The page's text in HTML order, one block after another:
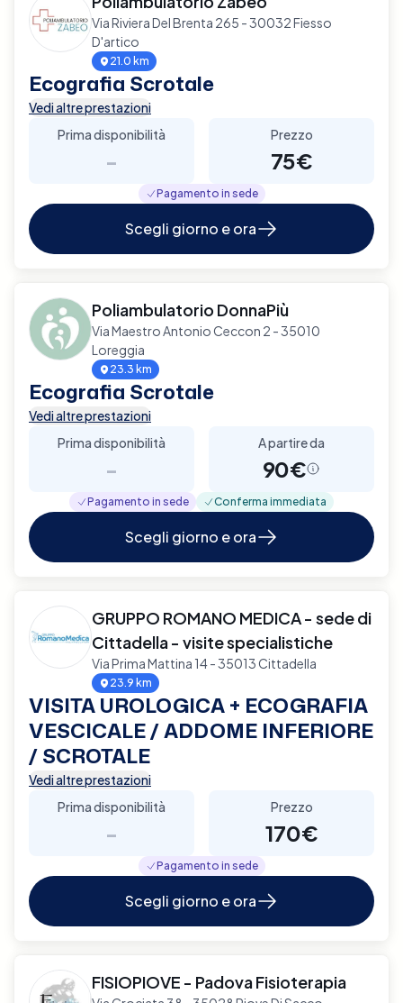
Via Riviera Del Brenta 265 - 30032 Fiesso
D'artico
21.0 km
Ecografia Scrotale
Vedi altre prestazioni
Prima disponibilità
-
Prezzo
75€
Pagamento in sede
Scegli giorno e ora
Poliambulatorio DonnaPiù
Via Maestro Antonio Ceccon 2 - 35010
Loreggia
23.3 km
Ecografia Scrotale
Vedi altre prestazioni
Prima disponibilità
-
A partire da
90€
Pagamento in sede Conferma immediata
Scegli giorno e ora
GRUPPO ROMANO MEDICA - sede di
Cittadella - visite specialistiche
Via Prima Mattina 14 - 35013 Cittadella
23.9 km
VISITA UROLOGICA + ECOGRAFIA
VESCICALE / ADDOME INFERIORE
/ SCROTALE
Vedi altre prestazioni
Prima disponibilità
-
Prezzo
170€
Pagamento in sede
Scegli giorno e ora
FISIOPIOVE - Padova Fisioterapia